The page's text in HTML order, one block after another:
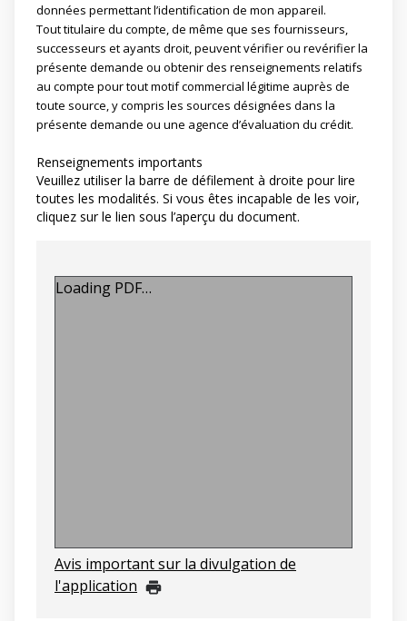
données permettant l’identification de mon appareil.
Tout titulaire du compte, de même que ses fournisseurs,
successeurs et ayants droit, peuvent vérifier ou revérifier la
présente demande ou obtenir des renseignements relatifs
au compte pour tout motif commercial légitime auprès de
toute source, y compris les sources désignées dans la
présente demande ou une agence d’évaluation du crédit.
Renseignements importants
Veuillez utiliser la barre de défilement à droite pour lire
toutes les modalités. Si vous êtes incapable de les voir,
cliquez sur le lien sous l’aperçu du document.
Loading PDF…
Avis important sur la divulgation de
l'application